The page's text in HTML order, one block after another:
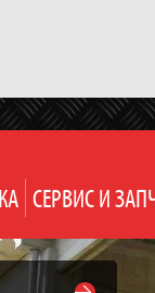
СЕРВИС И